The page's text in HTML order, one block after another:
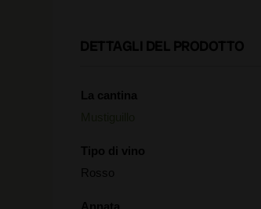
DETTAGLI DEL PRODOTTO
La cantina
Tipo di vino
Rosso
Annata